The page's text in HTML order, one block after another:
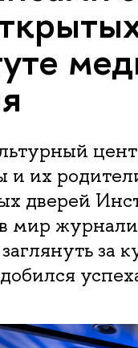
их
дверей
мир
за